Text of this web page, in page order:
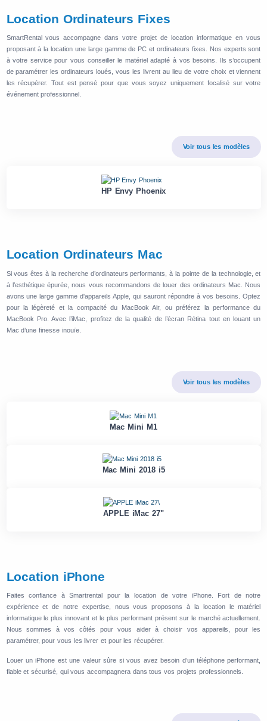
Location Ordinateurs Fixes
SmartRental vous accompagne dans votre projet de location informatique en vous
proposant à la location une large gamme de PC et ordinateurs fixes. Nos experts sont
à votre service pour vous conseiller le matériel adapté à vos besoins. Ils s’occupent
de paramétrer les ordinateurs loués, vous les livrent au lieu de votre choix et viennent
les récupérer. Tout est pensé pour que vous soyez uniquement focalisé sur votre
événement professionnel.
Voir tous les modèles
HP Envy Phoenix
Location Ordinateurs Mac
Si vous êtes à la recherche d’ordinateurs performants, à la pointe de la technologie, et
à l’esthétique épurée, nous vous recommandons de louer des ordinateurs Mac. Nous
avons une large gamme d'appareils Apple, qui sauront répondre à vos besoins. Optez
pour la légèreté et la compacité du MacBook Air, ou préférez la performance du
MacBook Pro. Avec l’iMac, profitez de la qualité de l’écran Rétina tout en louant un
Mac d’une finesse inouïe.
Voir tous les modèles
Mac Mini M1
Mac Mini 2018 i5
APPLE iMac 27"
Location iPhone
Faites confiance à Smartrental pour la location de votre iPhone. Fort de notre
expérience et de notre expertise, nous vous proposons à la location le matériel
informatique le plus innovant et le plus performant présent sur le marché actuellement.
Nous sommes à vos côtés pour vous aider à choisir vos appareils, pour les
paramétrer, pour vous les livrer et pour les récupérer.
Louer un iPhone est une valeur sûre si vous avez besoin d’un téléphone performant,
fiable et sécurisé, qui vous accompagnera dans tous vos projets professionnels.